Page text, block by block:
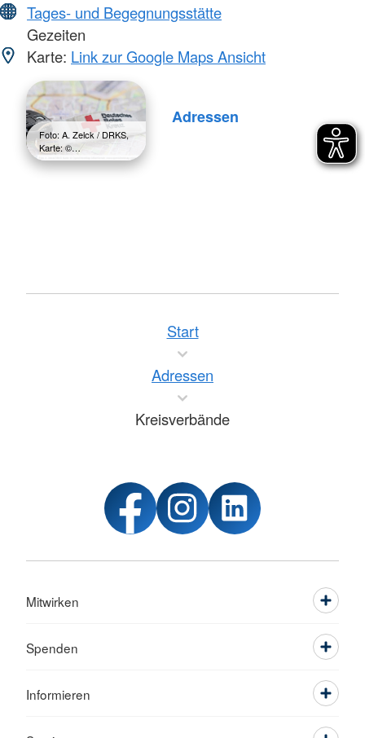
Tages- und Begegnungsstätte
Gezeiten
Karte: Link zur Google Maps Ansicht
Foto: A. Zelck / DRKS,
Karte: ©…
Adressen
Start
Adressen
Kreisverbände
Mitwirken
Spenden
Informieren